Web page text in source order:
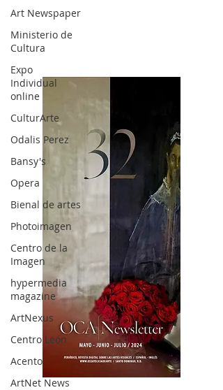
Art Newspaper
Ministerio de
Cultura
Expo
Individual
online
CulturArte
Odalis Perez
Bansy's
Opera
Bienal de artes
Photoimagen
Centro de la
Imagen
hypermedia
magazine
ArtNexus
Centro León
Acento
ArtNet News
OCA|News 32/ Mayo-Junio-Julio, 2023